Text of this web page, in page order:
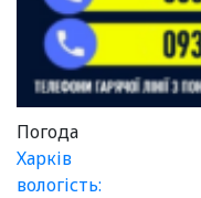
Погода
Харків
вологість: